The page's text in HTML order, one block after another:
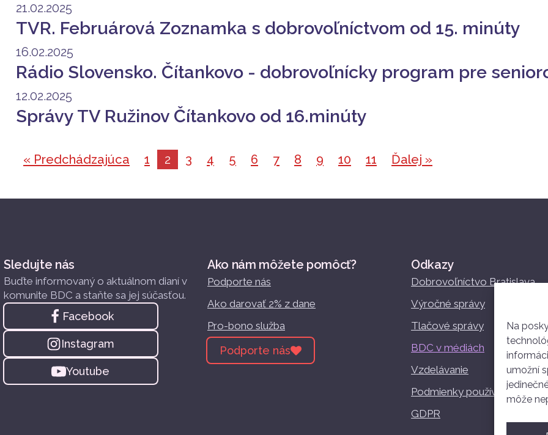
Na
umožní
môže
21.02.2025
TVR. Februárová Zoznamka s dobrovoľníctvom od 15. minúty
16.02.2025
Rádio Slovensko. Čítankovo - dobrovoľnícky program pre
12.02.2025
Správy TV Ružinov Čítankovo od 16.minúty
« Predchádzajúca 1 2 3 4 5 6 7 8 9 10 11 Ďalej »
Sledujte nás
Buďte informovaný o aktuálnom dianí v
komunite BDC a staňte sa jej súčasťou.
Facebook
Instagram
Youtube
Ako nám môžete pomôcť?
Podporte nás
Ako darovať 2% z dane
Pro-bono služba
Podporte nás
Odkazy
Dobrovoľníctvo Bratislava
Výročné správy
Tlačové správy
BDC v médiách
Vzdelávanie
Podmienky používania
GDPR